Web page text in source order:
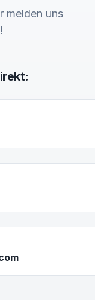
melden uns